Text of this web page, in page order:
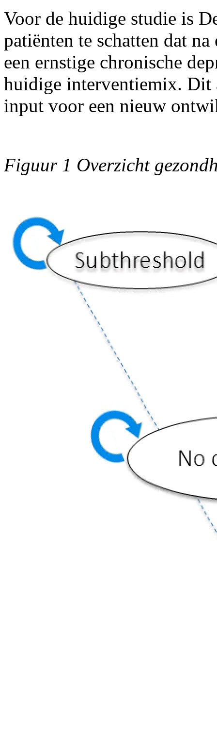
Voor de huidige studie is
patiënten te schatten dat
een ernstige chronische
huidige interventiemix. Dit
input voor een nieuw
Figuur 1 Overzicht